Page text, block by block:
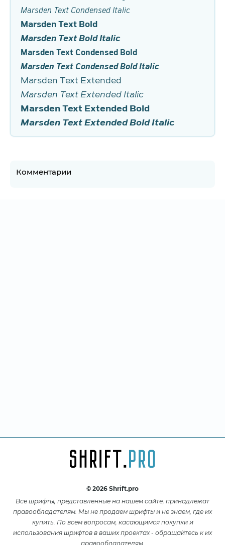
Marsden Text Condensed Italic
Marsden Text Bold
Marsden Text Bold Italic
Marsden Text Condensed Bold
Marsden Text Condensed Bold Italic
Marsden Text Extended
Marsden Text Extended Italic
Marsden Text Extended Bold
Marsden Text Extended Bold Italic
Комментарии
© 2026 Shrift.pro
Все шрифты, представленные на нашем сайте, принадлежат
правообладателям. Мы не продаем шрифты и не знаем, где их
купить. По всем вопросам, касающимся покупки и
использования шрифтов в ваших проектах - обращайтесь к их
правообладателям.